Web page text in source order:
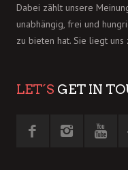
Dabei zählt unsere
unabhängig, frei und
zu bieten hat. Sie liegt uns
LET´S GET IN